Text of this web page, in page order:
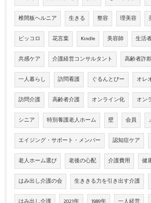
椎間板ヘルニア 生きる 整容 理美容
ピッコロ 花言葉 Kindle 美容師 生活
共感ケア 介護経営コンサルタント 高齢者詐
一人暮らし 訪問看護 ぐるんとびー オレ
訪問介護 高齢者介護 オンライン化 オン
シニア 特別養護老人ホーム 壁 会員
エイジング・サポート・メンバー 認知症ケア
老人ホーム選び 老後の心配 介護費用 健
はみ出し介護の会 生ききる力を引き出す介護